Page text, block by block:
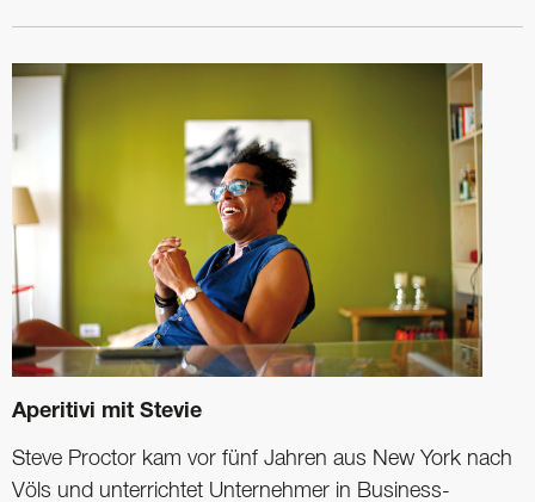
Aperitivi mit Stevie
Steve Proctor kam vor fünf Jahren aus New York nach
Völs und ­unterrichtet Unternehmer in Business-